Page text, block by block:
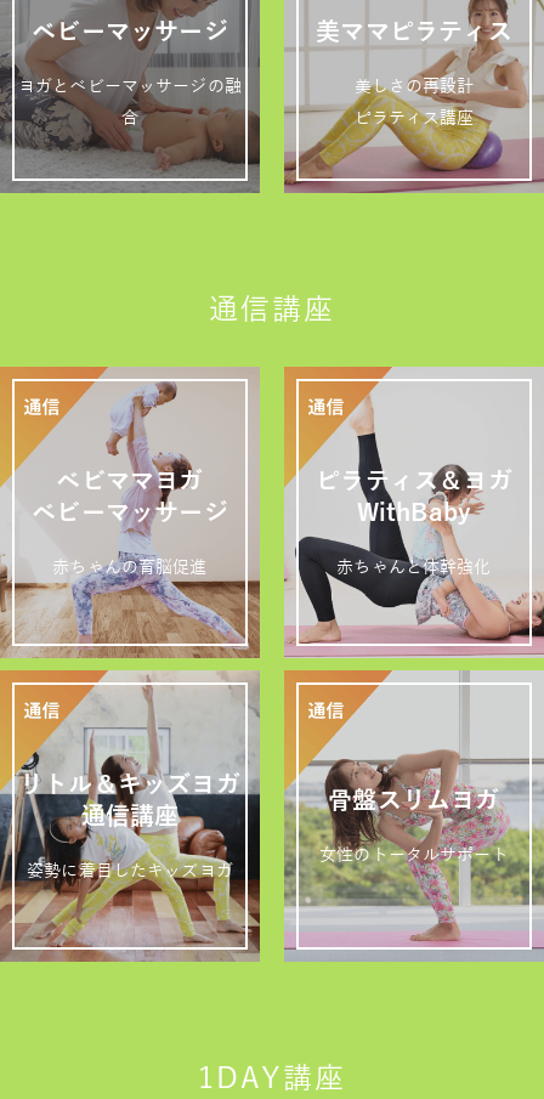
ベビーマッサージ
ヨガとベビーマッサージの融
合
美ママピラティス
美しさの再設計
ピラティス講座
通信講座
ベビママヨガ
ベビーマッサージ
赤ちゃんの育脳促進
ピラティス＆ヨガ
WithBaby
赤ちゃんと体幹強化
リトル＆キッズヨガ
通信講座
姿勢に着目したキッズヨガ
骨盤スリムヨガ
女性のトータルサポート
1DAY講座